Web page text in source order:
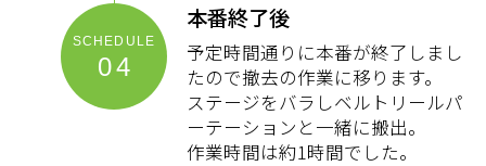
04
本番終了後
予定時間通りに本番が終了しまし
たので撤去の作業に移ります。
ステージをバラしベルトリールパ
ーテーションと一緒に搬出。
作業時間は約1時間でした。